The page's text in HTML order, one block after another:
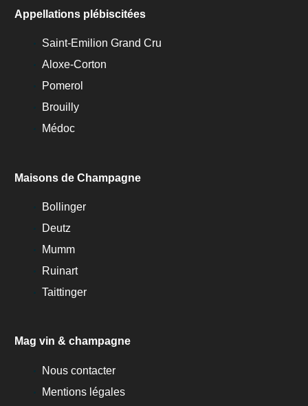
Appellations plébiscitées
Saint-Emilion Grand Cru
Aloxe-Corton
Pomerol
Brouilly
Médoc
Maisons de Champagne
Bollinger
Deutz
Mumm
Ruinart
Taittinger
Mag vin & champagne
Nous contacter
Mentions légales